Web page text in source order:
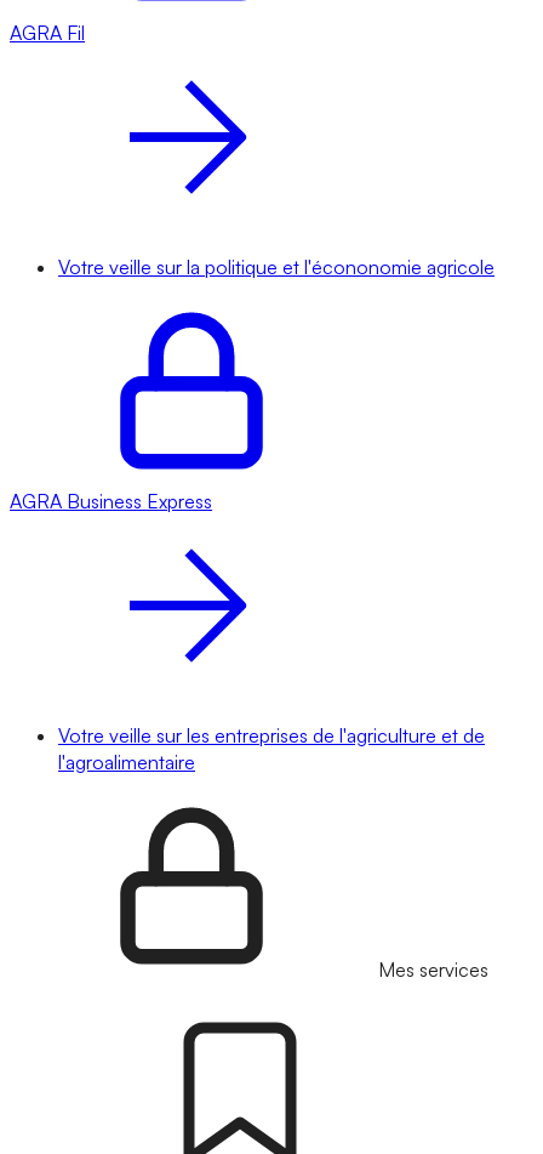
AGRA Fil
Votre veille sur la politique et l'écononomie agricole
AGRA Business Express
Votre veille sur les entreprises de l'agriculture et de
l'agroalimentaire
Mes services